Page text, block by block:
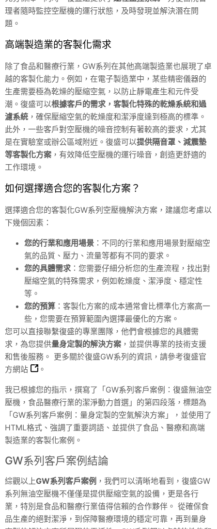
理者隨時監控空壓機的運行狀態，及時發現並解決潛在問
題。
高端製造業的客製化需求
除了食品和醫療行業，GW系列在其他高端製造業也展現了卓
越的客製化能力。例如，在電子製造業中，某些精密儀器的
生產需要極為乾燥的壓縮空氣，以防止靜電產生和元件受
潮。復盛可以根據客戶的需求，客製化特殊的乾燥系統和過
濾系統 ，確保壓縮空氣的乾燥度和潔淨度達到極高的標準。
此外，一些客戶對空壓機的噪音控制有著較高的要求，尤其
是在實驗室或辦公區域附近。復盛可以提供隔音罩、減震墊
等客製化方案 ，有效降低空壓機的運行噪音，創造更舒適的
工作環境。
如何選擇適合您的客製化方案？
選擇適合您的客製化GW系列空壓機解決方案，建議您考慮以
下幾個因素：
您的行業和應用場景 ：不同的行業和應用場景對壓縮空
氣的品質、壓力、流量等都有不同的要求。
您的具體需求 ：您需要仔細分析您的生產流程，找出對
壓縮空氣的特殊需求，例如乾燥度、潔淨度、穩定性
等。
您的預算 ：客製化方案的成本通常會比標準化方案高一
些，您需要在預算範圍內選擇最優化的方案。
您可以直接聯繫復盛的專業團隊，他們會根據您的具體需
求，為您提供量身定製的解決方案 ，並提供專業的技術支援
和售後服務。 更多關於復盛GW系列的資訊，請參考復盛官
方網站
。
我已根據您的指示，撰寫了「GW系列客戶案例：復盛無油空
壓機，食品醫療行業的潔淨動力首選」的第四段落，標題為
「GW系列客戶案例：量身定製的空氣解決方案」，並使用了
HTML格式、強調了重要詞語、並提供了食品、醫療和高端
製造業的客製化案例。
GW系列客戶案例結論
綜觀以上GW系列客戶案例 ，我們可以清晰地看到，復盛GW
系列無油空壓機不僅僅是提供壓縮空氣的設備，更是各行
業，特別是食品和醫療行業值得信賴的合作夥伴。 從確保食
品生產的絕對潔淨，到保障醫療環境的穩定可靠，再到量身